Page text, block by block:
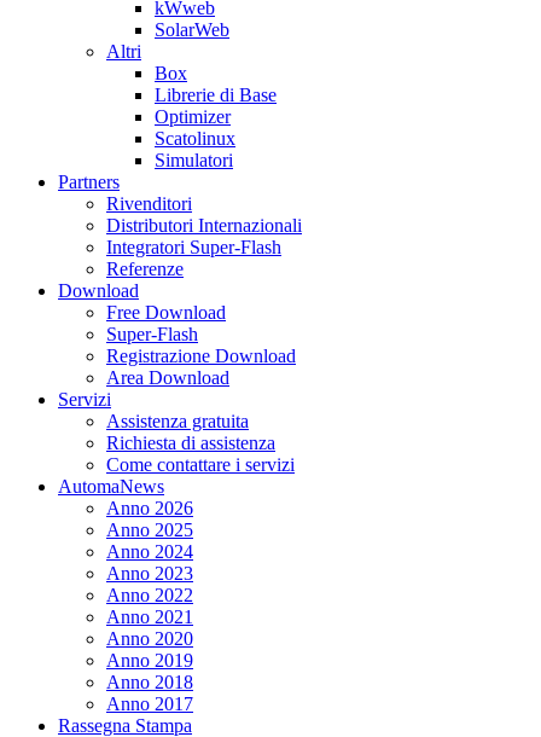
kWweb
SolarWeb
Altri
Box
Librerie di Base
Optimizer
Scatolinux
Simulatori
Partners
Rivenditori
Distributori Internazionali
Integratori Super-Flash
Referenze
Download
Free Download
Super-Flash
Registrazione Download
Area Download
Servizi
Assistenza gratuita
Richiesta di assistenza
Come contattare i servizi
AutomaNews
Anno 2026
Anno 2025
Anno 2024
Anno 2023
Anno 2022
Anno 2021
Anno 2020
Anno 2019
Anno 2018
Anno 2017
Rassegna Stampa